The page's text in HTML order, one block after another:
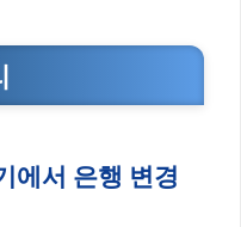
에서 은행 변경